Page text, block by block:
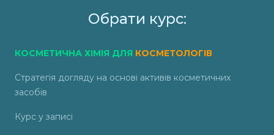
Обрати курс:
КОСМЕТИЧНА ХІМІЯ ДЛЯ КОСМЕТОЛОГІВ
Стратегія догляду на основі активів косметичних
засобів
Курс у записі